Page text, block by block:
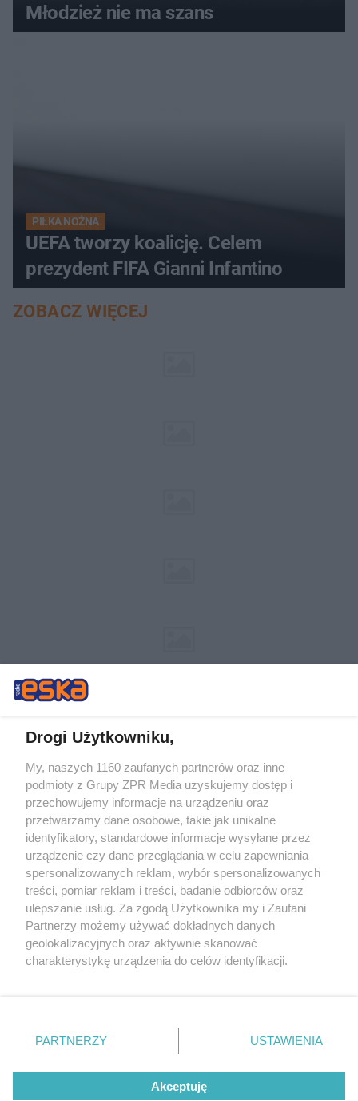
Młodzież nie ma szans
PIŁKA NOŻNA
UEFA tworzy koalicję. Celem
prezydent FIFA Gianni Infantino
ZOBACZ WIĘCEJ
Żaden utwór zamieszczony w serwisie nie może być powielany i
rozpowszechniany lub dalej rozpowszechniany w jakikolwiek sposób (w
tym także elektroniczny lub mechaniczny) na jakimkolwiek polu
eksploatacji w jakiejkolwiek formie, włącznie z umieszczaniem w
Internecie bez pisemnej zgody właściciela praw. Jakiekolwiek użycie lub
wykorzystanie utworów w całości lub w części z naruszeniem prawa,
tzn. bez właściwej zgody, jest zabronione pod groźbą kary i może być
ścigane prawnie.
© 2026 Grupa ZPR Media
Drogi Użytkowniku,
My, naszych 1160 zaufanych partnerów oraz inne
podmioty z Grupy ZPR Media uzyskujemy dostęp i
przechowujemy informacje na urządzeniu oraz
przetwarzamy dane osobowe, takie jak unikalne
identyfikatory, standardowe informacje wysyłane przez
urządzenie czy dane przeglądania w celu zapewniania
spersonalizowanych reklam, wybór spersonalizowanych
treści, pomiar reklam i treści, badanie odbiorców oraz
ulepszanie usług. Za zgodą Użytkownika my i Zaufani
Partnerzy możemy używać dokładnych danych
geolokalizacyjnych oraz aktywnie skanować
charakterystykę urządzenia do celów identyfikacji.
zmienić/wycofać klikając przycisk ustawień prywatności
znajdujący się w lewym dolnym rogu strony
rodzaje przetwarzania danych nie wymagają zgody
użytkownika, ale masz prawo sprzeciwić się takiemu
PARTNERZY USTAWIENIA
Akceptuję